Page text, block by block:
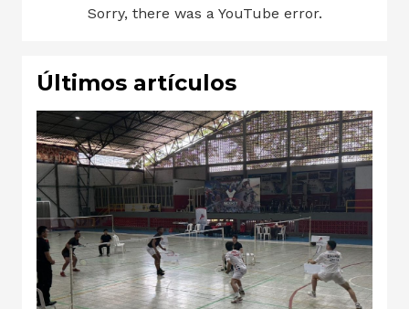
Sorry, there was a YouTube error.
Últimos artículos